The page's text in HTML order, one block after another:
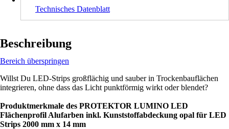
Technisches Datenblatt
Beschreibung
Bereich überspringen
Willst Du LED-Strips großflächig und sauber in Trockenbauflächen
integrieren, ohne dass das Licht punktförmig wirkt oder blendet?
Produktmerkmale des PROTEKTOR LUMINO LED
Flächenprofil Alufarben inkl. Kunststoffabdeckung opal für LED
Strips 2000 mm x 14 mm